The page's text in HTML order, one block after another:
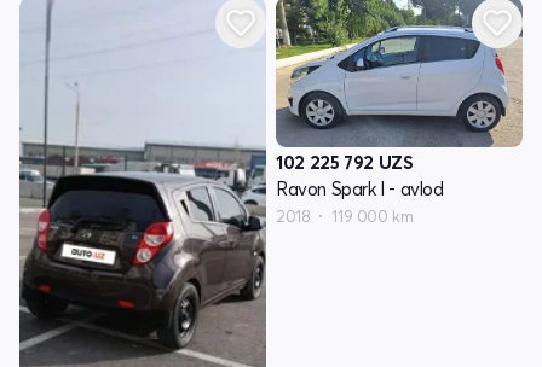
102 225 792 UZS
Ravon Spark I - avlod
2018 119 000 km